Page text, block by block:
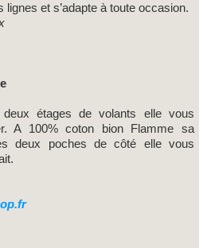
et s’adapte à toute occasion.
étages de volants elle vous
A 100% coton bion Flamme sa
deux poches de côté elle vous